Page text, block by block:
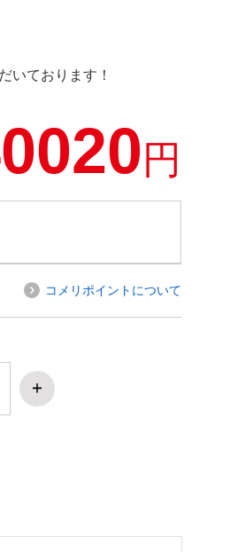
いております！
円
コメリポイントについて